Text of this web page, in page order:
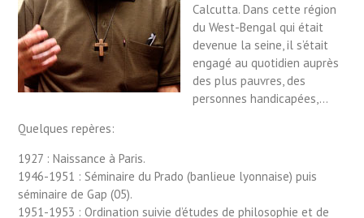
Calcutta. Dans cette région
du West-Bengal qui était
devenue la seine, il s’était
engagé au quotidien auprès
des plus pauvres, des
personnes handicapées,…
Quelques repères:
1927 : Naissance à Paris.
1946-1951 : Séminaire du Prado (banlieue lyonnaise) puis
séminaire de Gap (05).
1951-1953 : Ordination suivie d’études de philosophie et de